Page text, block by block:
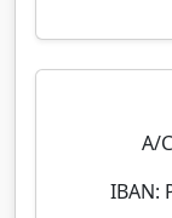
A/
IBAN: